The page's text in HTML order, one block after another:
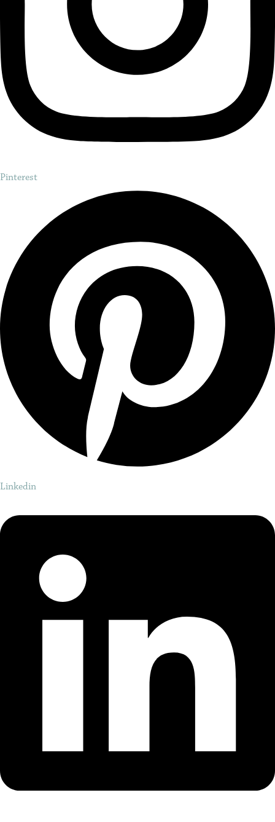
Pinterest
Linkedin